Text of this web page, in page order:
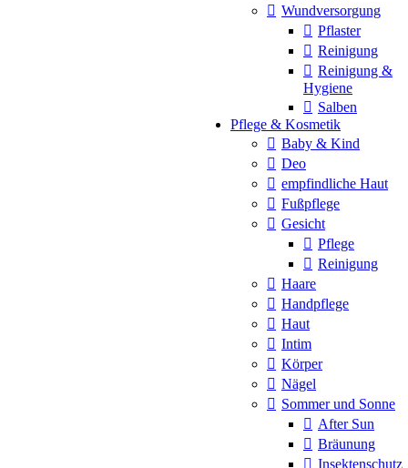
Wundversorgung
Pflaster
Reinigung
Reinigung &
Hygiene
Salben
Pflege & Kosmetik
Baby & Kind
Deo
empfindliche Haut
Fußpflege
Gesicht
Pflege
Reinigung
Haare
Handpflege
Haut
Intim
Körper
Nägel
Sommer und Sonne
After Sun
Bräunung
Insektenschutz